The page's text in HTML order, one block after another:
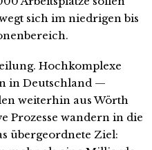
sich im niedrigen bis
Hochkomplexe
in Deutschland —
weiterhin aus Wörth
Prozesse wandern in die
übergeordnete Ziel: